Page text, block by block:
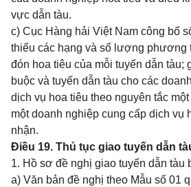
vực dẫn tàu.
c) Cục Hàng hải Việt Nam công bố
thiểu các hạng và số lượng phương
đón hoa tiêu của mỗi tuyến dẫn tàu;
buộc và tuyến dẫn tàu cho các
dịch vụ hoa tiêu theo nguyên tắc
một doanh nghiệp cung cấp dịch vụ
nhận.
Điều 19. Thủ tục giao tuyến dẫn
1. Hồ sơ đề nghị giao tuyến dẫn tàu
a) Văn bản đề nghị theo Mẫu số 01